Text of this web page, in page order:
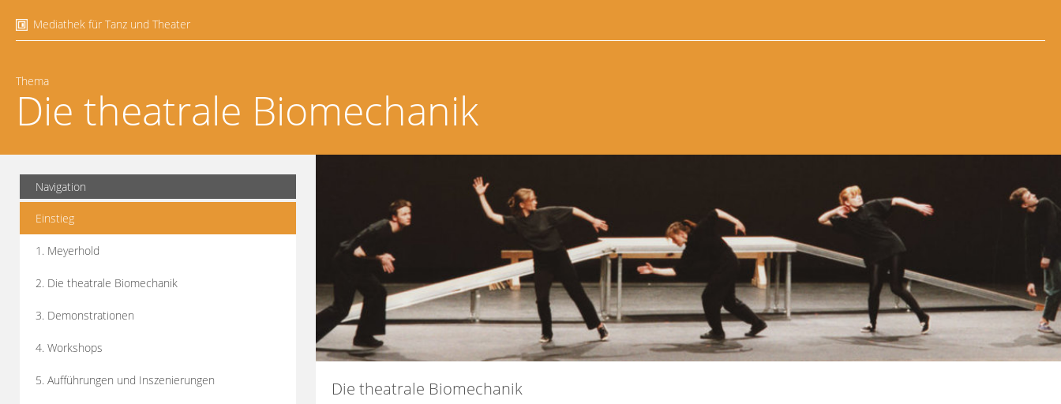
Mediathek für Tanz und Theater
Thema
Die theatrale Biomechanik
Navigation
Einstieg
1. Meyerhold
2. Die theatrale Biomechanik
3. Demonstrationen
4. Workshops
5. Aufführungen und Inszenierungen Die theatrale Biomechanik